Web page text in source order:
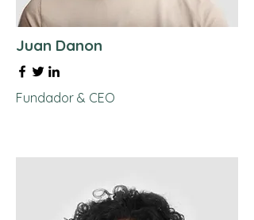
Juan Danon
Fundador & CEO